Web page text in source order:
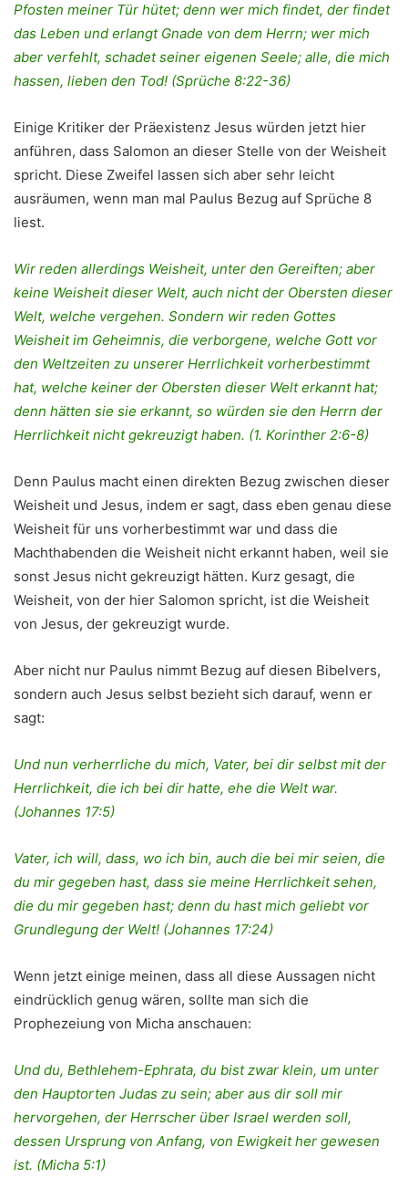
Pfosten meiner Tür hütet; denn wer mich findet, der findet
das Leben und erlangt Gnade von dem Herrn; wer mich
aber verfehlt, schadet seiner eigenen Seele; alle, die mich
hassen, lieben den Tod! (Sprüche 8:22-36)
Einige Kritiker der Präexistenz Jesus würden jetzt hier
anführen, dass Salomon an dieser Stelle von der Weisheit
spricht. Diese Zweifel lassen sich aber sehr leicht
ausräumen, wenn man mal Paulus Bezug auf Sprüche 8
liest.
Wir reden allerdings Weisheit, unter den Gereiften; aber
keine Weisheit dieser Welt, auch nicht der Obersten dieser
Welt, welche vergehen. Sondern wir reden Gottes
Weisheit im Geheimnis, die verborgene, welche Gott vor
den Weltzeiten zu unserer Herrlichkeit vorherbestimmt
hat, welche keiner der Obersten dieser Welt erkannt hat;
denn hätten sie sie erkannt, so würden sie den Herrn der
Herrlichkeit nicht gekreuzigt haben. (1. Korinther 2:6-8)
Denn Paulus macht einen direkten Bezug zwischen dieser
Weisheit und Jesus, indem er sagt, dass eben genau diese
Weisheit für uns vorherbestimmt war und dass die
Machthabenden die Weisheit nicht erkannt haben, weil sie
sonst Jesus nicht gekreuzigt hätten. Kurz gesagt, die
Weisheit, von der hier Salomon spricht, ist die Weisheit
von Jesus, der gekreuzigt wurde.
Aber nicht nur Paulus nimmt Bezug auf diesen Bibelvers,
sondern auch Jesus selbst bezieht sich darauf, wenn er
sagt:
Und nun verherrliche du mich, Vater, bei dir selbst mit der
Herrlichkeit, die ich bei dir hatte, ehe die Welt war.
(Johannes 17:5)
Vater, ich will, dass, wo ich bin, auch die bei mir seien, die
du mir gegeben hast, dass sie meine Herrlichkeit sehen,
die du mir gegeben hast; denn du hast mich geliebt vor
Grundlegung der Welt! (Johannes 17:24)
Wenn jetzt einige meinen, dass all diese Aussagen nicht
eindrücklich genug wären, sollte man sich die
Prophezeiung von Micha anschauen:
Und du, Bethlehem-Ephrata, du bist zwar klein, um unter
den Hauptorten Judas zu sein; aber aus dir soll mir
hervorgehen, der Herrscher über Israel werden soll,
dessen Ursprung von Anfang, von Ewigkeit her gewesen
ist. (Micha 5:1)